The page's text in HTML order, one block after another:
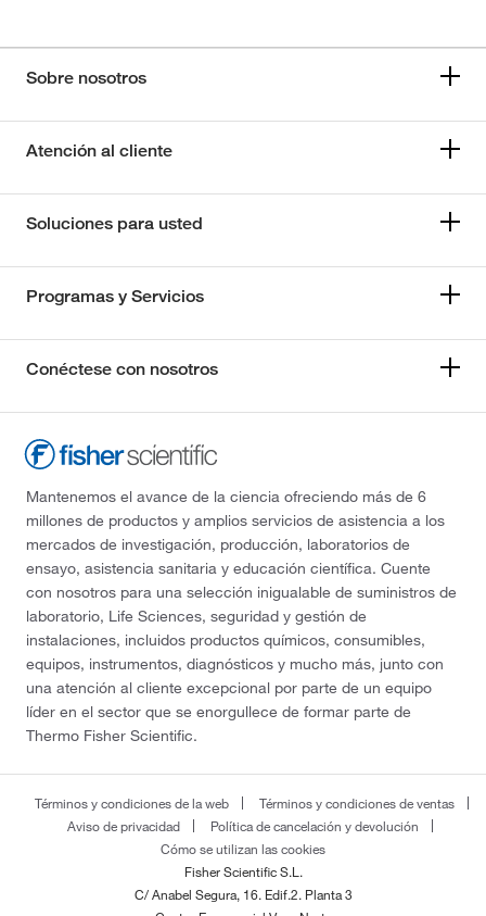
Sobre nosotros
Atención al cliente
Soluciones para usted
Programas y Servicios
Conéctese con nosotros
Mantenemos el avance de la ciencia ofreciendo más de 6
millones de productos y amplios servicios de asistencia a los
mercados de investigación, producción, laboratorios de
ensayo, asistencia sanitaria y educación científica. Cuente
con nosotros para una selección inigualable de suministros de
laboratorio, Life Sciences, seguridad y gestión de
instalaciones, incluidos productos químicos, consumibles,
equipos, instrumentos, diagnósticos y mucho más, junto con
una atención al cliente excepcional por parte de un equipo
líder en el sector que se enorgullece de formar parte de
Thermo Fisher Scientific.
Términos y condiciones de la web
Términos y condiciones de ventas
Aviso de privacidad
Política de cancelación y devolución
Cómo se utilizan las cookies
Fisher Scientific S.L.
C/ Anabel Segura, 16. Edif.2. Planta 3